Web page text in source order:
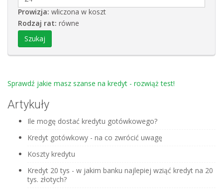
Prowizja: wliczona w koszt
Rodzaj rat: równe
Sprawdź jakie masz szanse na kredyt - rozwiąż test!
Artykuły
Ile mogę dostać kredytu gotówkowego?
Kredyt gotówkowy - na co zwrócić uwagę
Koszty kredytu
Kredyt 20 tys - w jakim banku najlepiej wziąć kredyt na 20
tys. złotych?